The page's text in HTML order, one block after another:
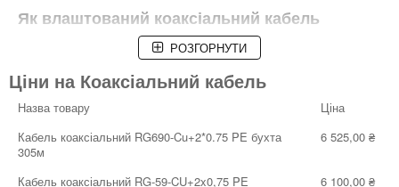
Як влаштований коаксіальний кабель
Коаксіал складається з пари співвісно розташованих
провідників циліндричної форми — сигнальної центральної
жили і металевого екрану. Між ними знаходиться шар
полімерного діелектрика, а зовні — захисна оболонка.
Кожен елемент коаксіального кабелю виконує певну функцію:
Сердечник з суцільної жили або переплетених проводів
обмідненої сталі/алюмінію (CCS/CCA).
РОЗГОРНУТИ
Ціни на Коаксіальний кабель
Назва товару
Ціна
Кабель коаксіальний RG690-Cu+2*0.75 PE бухта
305м
6 525,00 ₴
Кабель коаксіальний RG-59-CU+2x0,75 PE
6 100,00 ₴